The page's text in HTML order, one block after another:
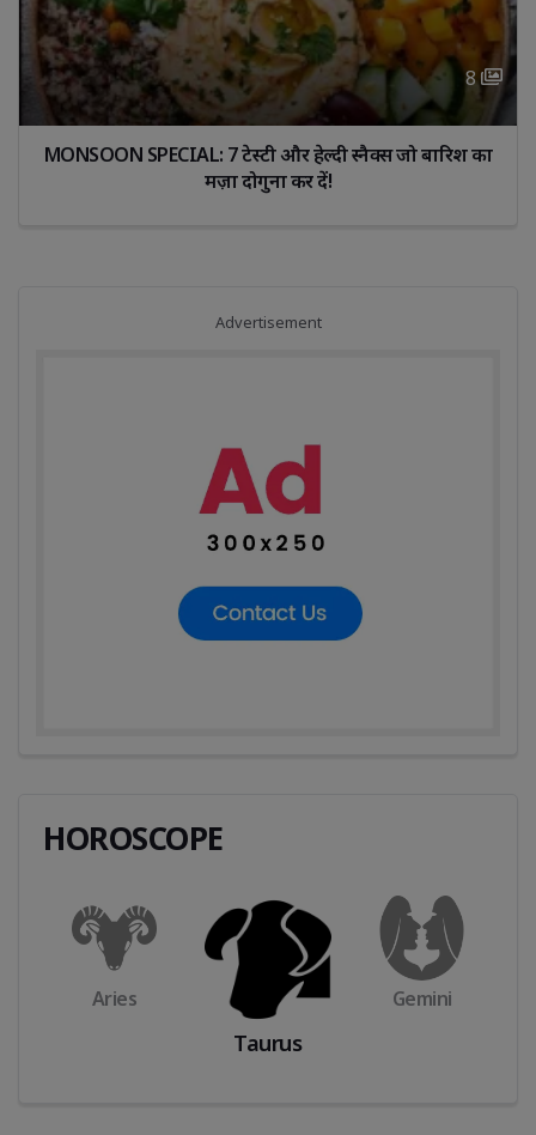
8
MONSOON SPECIAL: 7 टेस्टी और हेल्दी स्नैक्स जो बारिश का
मज़ा दोगुना कर दें!
Advertisement
HOROSCOPE
Taurus
Gemini
Cancer